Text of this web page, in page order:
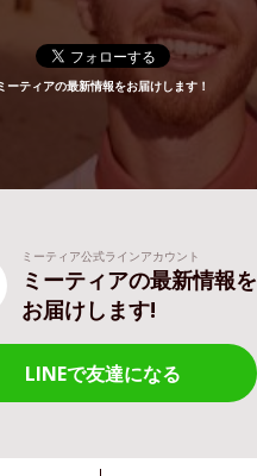
ーティアの最新情報をお届けします！
ミーティア公式ラインアカウント
ミーティアの最新情報を
お届けします!
LINEで友達になる